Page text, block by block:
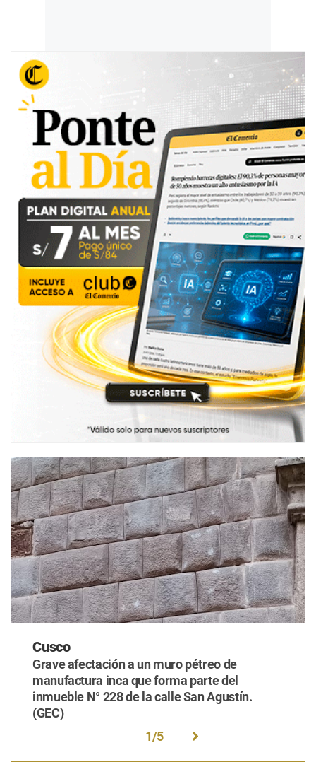
Cusco
Grave afectación a un muro pétreo de
manufactura inca que forma parte del
inmueble N° 228 de la calle San Agustín.
(GEC)
1/5